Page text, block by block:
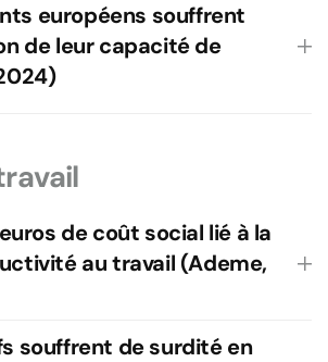
européens souffrent
de leur capacité de
de coût social lié à la
au travail (Ademe,
souffrent de surdité en